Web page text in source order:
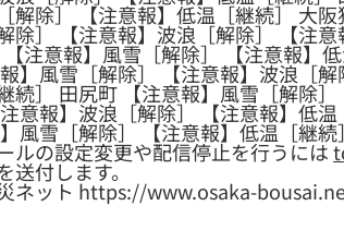
解除］ 【注意報】低温［継続］ 大
除］ 【注意報】波浪［解除］ 【注
注意報】風雪［解除］ 【注意報】
】風雪［解除］ 【注意報】波浪［
続］ 田尻町 【注意報】風雪［解除
意報】波浪［解除］ 【注意報】低
風雪［解除］ 【注意報】低温［継
ルの設定変更や配信停止を行うには
送付します。
ネット https://www.osaka-